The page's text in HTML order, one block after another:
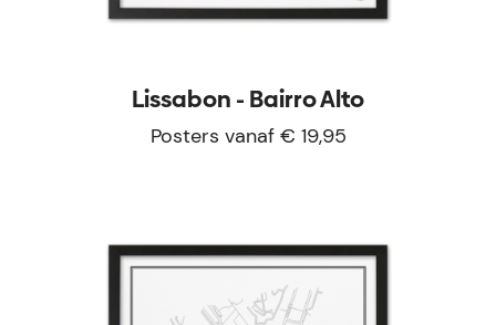
Lissabon - Bairro Alto
Posters vanaf € 19,95